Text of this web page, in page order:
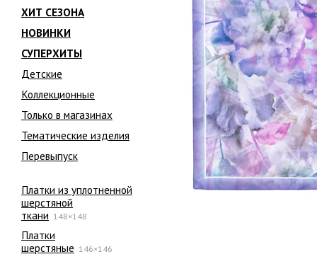
ХИТ СЕЗОНА
НОВИНКИ
СУПЕРХИТЫ
Детские
Коллекционные
Только в магазинах
Тематические изделия
Перевыпуск
Платки из уплотненной
шерстяной
ткани 148×148
Платки
шерстяные 146×146